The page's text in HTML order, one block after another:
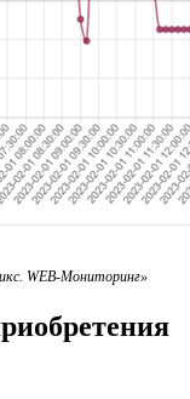
WEB-Мониторинг»